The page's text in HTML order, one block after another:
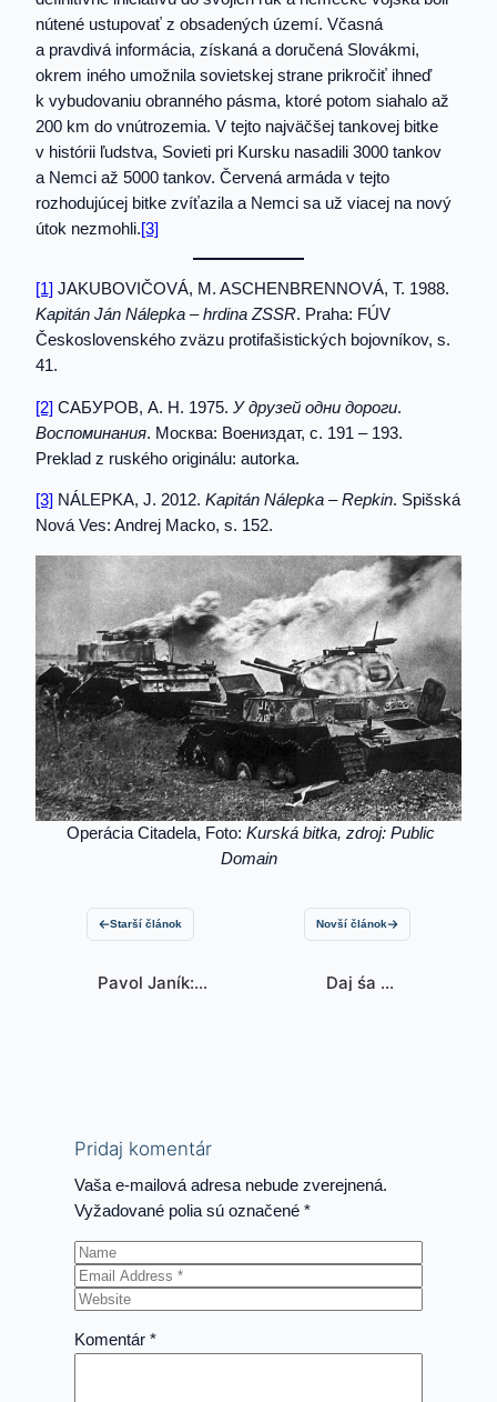
nútené ustupovať z obsadených území. Včasná
a pravdivá informácia, získaná a doručená Slovákmi,
okrem iného umožnila sovietskej strane prikročiť ihneď
k vybudovaniu obranného pásma, ktoré potom siahalo až
200 km do vnútrozemia. V tejto najväčšej tankovej bitke
v histórii ľudstva, Sovieti pri Kursku nasadili 3000 tankov
a Nemci až 5000 tankov. Červená armáda v tejto
rozhodujúcej bitke zvíťazila a Nemci sa už viacej na nový
útok nezmohli.[3]
[1] JAKUBOVIČOVÁ, M. ASCHENBRENNOVÁ, T. 1988.
Kapitán Ján Nálepka – hrdina ZSSR. Praha: FÚV
Československého zväzu protifašistických bojovníkov, s.
41.
[2] САБУРОВ, А. Н. 1975. У друзей одни дороги.
Воспоминания. Москва: Воениздат, с. 191 – 193.
Preklad z ruského originálu: autorka.
[3] NÁLEPKA, J. 2012. Kapitán Nálepka – Repkin. Spišská
Nová Ves: Andrej Macko, s. 152.
Operácia Citadela, Foto: Kurská bitka, zdroj: Public
Domain
Starší článok
Pavol Janík:
Novší článok
Daj śa mi
Pridaj komentár
Vaša e-mailová adresa nebude zverejnená.
Vyžadované polia sú označené*
Komentár*